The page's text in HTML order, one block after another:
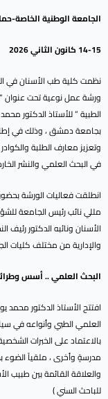
الجامعة الوطنية الخاصة-
14-15 كانون الثاني 2026
نظمت كلية طب الأسنان في
ورشة عمل نوعية تحت عنوان
الطبية ” للأستاذ الدكتور
بجامعة دمشق ، وذلك في
وتعزيز معارف الطلبة
في البحث العلمي والنشر
انطلقت فعاليات الورشة
مللي نائب رئيس الجامعة
الأسنان ونائبه الدكتور رئيف
والإدارية من مختلف كليات
البحث العلمي .. أسس
افتتح الأستاذ الدكتور
العلمي الطبي وأنواعه في
بالاعتماد على الخبرات
مدرسةٍ وأخرى ، ملقياً
والعلاقة القائمة بين طبيب
للباحث السني )